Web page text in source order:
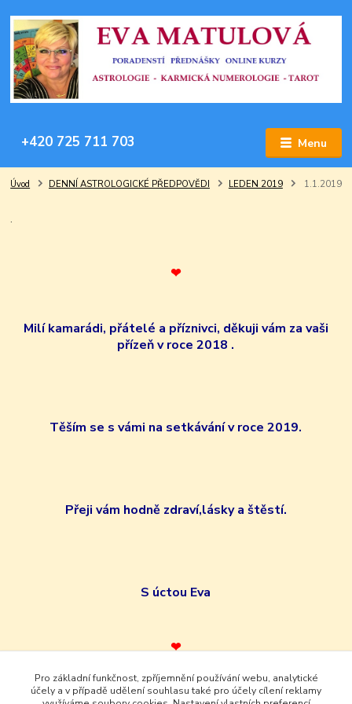
Menu
+420 725 711 703
Úvod DENNÍ ASTROLOGICKÉ PŘEDPOVĚDI LEDEN 2019 1.1.2019
.
❤
Milí kamarádi, přátelé a příznivci, děkuji vám za vaši
přízeň v roce 2018 .
Těším se s vámi na setkávání v roce 2019.
Přeji vám hodně zdraví,lásky a štěstí.
S úctou Eva
❤
Pro základní funkčnost, zpříjemnění používání webu, analytické
účely a v případě udělení souhlasu také pro účely cílení reklamy